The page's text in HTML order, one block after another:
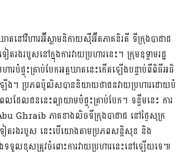
តនៅវិហារអ៊ីស្លាមនិកាយស៊ីអ៊ីតភាគនិរតី ទីក្រុងបាដាដ
របួសនៅក្នុងការវាយប្រហារនេះ។ ក្រុមឧទ្ទាមរដ្ឋ
របំផ្ទុះគ្រាប់បែកអត្តឃាតនេះកើតឡើងបន្ទាប់ពីពិធីអធិ
ងឡើង។ ប្រភពប៉ូលិសបាននិយាយថាជនវាយប្រហារដោយបំ
ដែលជននេះព្យាយាមបំផ្ទុះគ្រាប់បែក។ ទន្ទឹមនេះ ការ
Ghraib ភាគខាងលិចទីក្រុងបាដាដ នៅថ្ងៃសុក្រ
ៀតរងរបួស នេះបើយោងតាមប្រភពសន្តិសុខ និង
ទួលខុសត្រូវចំពោះការវាយប្រហារនេះនៅឡើយទេ៕